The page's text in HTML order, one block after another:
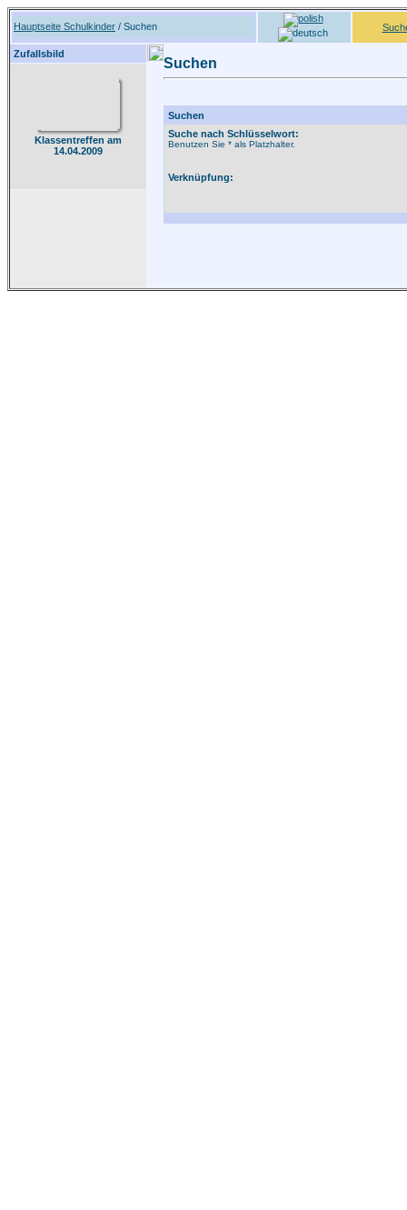
Hauptseite Schulkinder / Suchen
Zufallsbild
Klassentreffen am
14.04.2009
Suchen
Suchen
Suche nach Schlüsselwort:
Benutzen Sie * als Platzhalter.
Verknüpfung: